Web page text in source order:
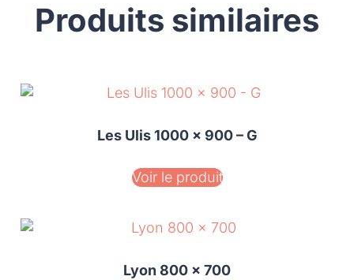
Produits similaires
Les Ulis 1000 x 900 – G
Voir le produit
Lyon 800 x 700